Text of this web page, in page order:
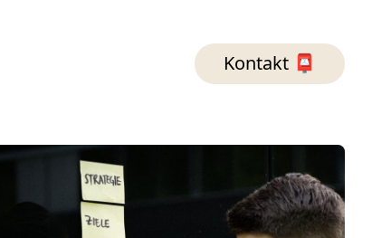
Kontakt 📮